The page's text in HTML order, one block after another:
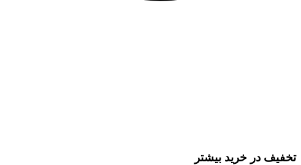
تخفیف در خرید بیشتر